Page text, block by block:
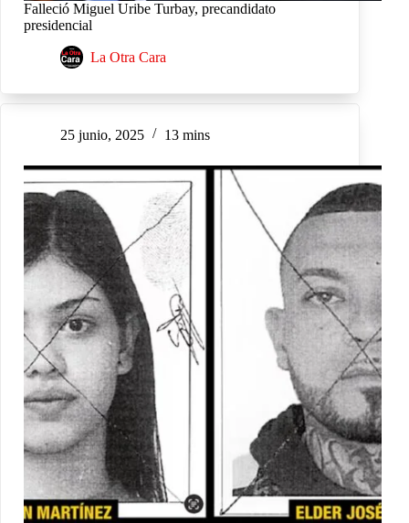
Falleció Miguel Uribe Turbay, precandidato
presidencial
La Otra Cara
25 junio, 2025 13 mins